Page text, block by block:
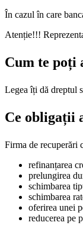
În cazul în care
Atenție!!!
Cum te poți
Legea îți dă dreptul
Ce obligații
Firma de recuperări
refinanțarea
prelungirea
schimbarea
schimbarea
oferirea unei
reducerea pe